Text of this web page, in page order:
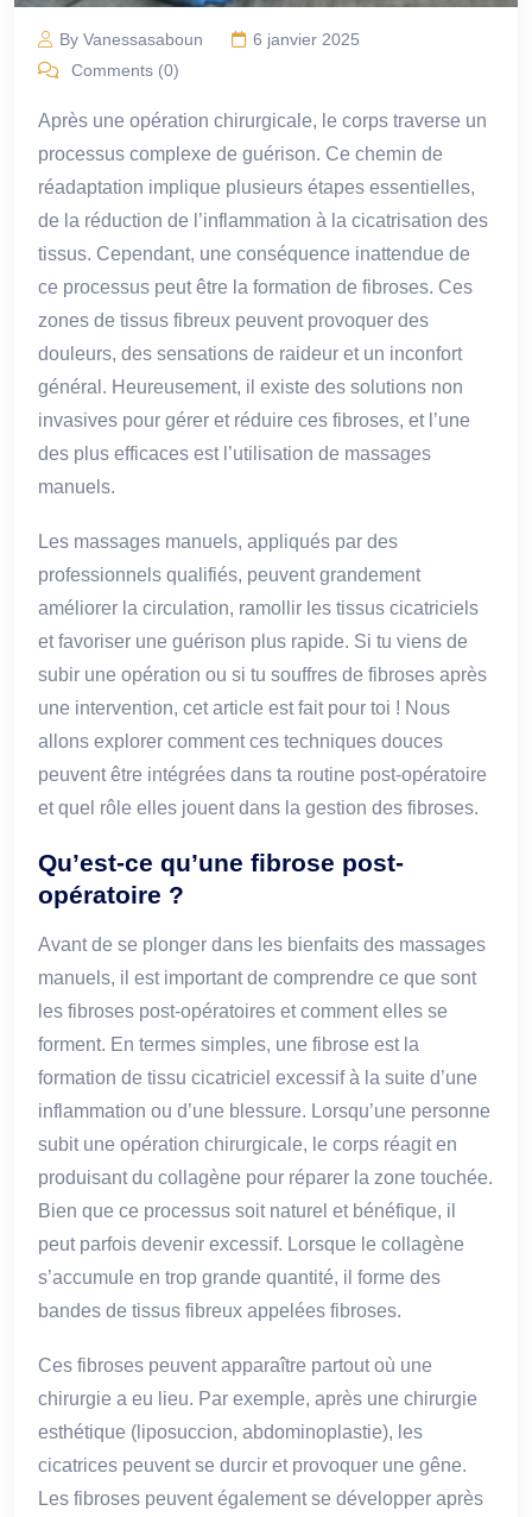
By Vanessasaboun
6 janvier 2025
Comments (0)
Après une opération chirurgicale, le corps traverse un
processus complexe de guérison. Ce chemin de
réadaptation implique plusieurs étapes essentielles,
de la réduction de l’inflammation à la cicatrisation des
tissus. Cependant, une conséquence inattendue de
ce processus peut être la formation de fibroses. Ces
zones de tissus fibreux peuvent provoquer des
douleurs, des sensations de raideur et un inconfort
général. Heureusement, il existe des solutions non
invasives pour gérer et réduire ces fibroses, et l’une
des plus efficaces est l’utilisation de massages
manuels.
Les massages manuels, appliqués par des
professionnels qualifiés, peuvent grandement
améliorer la circulation, ramollir les tissus cicatriciels
et favoriser une guérison plus rapide. Si tu viens de
subir une opération ou si tu souffres de fibroses après
une intervention, cet article est fait pour toi ! Nous
allons explorer comment ces techniques douces
peuvent être intégrées dans ta routine post-opératoire
et quel rôle elles jouent dans la gestion des fibroses.
Qu’est-ce qu’une fibrose post-
opératoire ?
Avant de se plonger dans les bienfaits des massages
manuels, il est important de comprendre ce que sont
les fibroses post-opératoires et comment elles se
forment. En termes simples, une fibrose est la
formation de tissu cicatriciel excessif à la suite d’une
inflammation ou d’une blessure. Lorsqu’une personne
subit une opération chirurgicale, le corps réagit en
produisant du collagène pour réparer la zone touchée.
Bien que ce processus soit naturel et bénéfique, il
peut parfois devenir excessif. Lorsque le collagène
s’accumule en trop grande quantité, il forme des
bandes de tissus fibreux appelées fibroses.
Ces fibroses peuvent apparaître partout où une
chirurgie a eu lieu. Par exemple, après une chirurgie
esthétique (liposuccion, abdominoplastie), les
cicatrices peuvent se durcir et provoquer une gêne.
Les fibroses peuvent également se développer après